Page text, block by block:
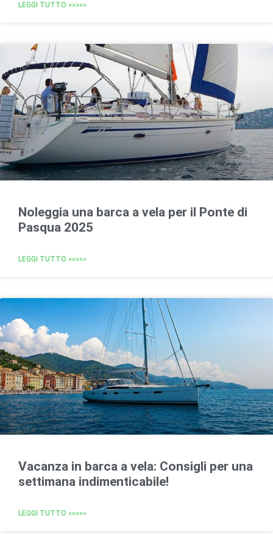
LEGGI TUTTO »»»»»
Noleggia una barca a vela per il Ponte di
Pasqua 2025
LEGGI TUTTO »»»»»
Vacanza in barca a vela: Consigli per una
settimana indimenticabile!
LEGGI TUTTO »»»»»